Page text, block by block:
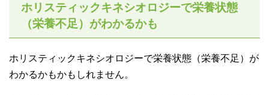
ホリスティックキネシオロジーで栄養状態
（栄養不足）がわかるかも
ホリスティックキネシオロジーで栄養状態（栄養不足）が
わかるかもかもしれません。